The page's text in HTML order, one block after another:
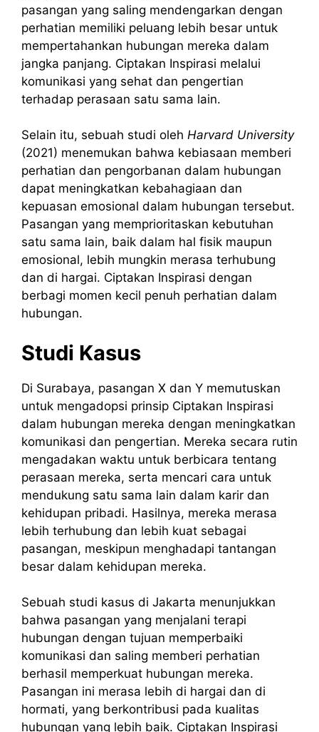
pasangan yang saling mendengarkan dengan
perhatian memiliki peluang lebih besar untuk
mempertahankan hubungan mereka dalam
jangka panjang. Ciptakan Inspirasi melalui
komunikasi yang sehat dan pengertian
terhadap perasaan satu sama lain.
Selain itu, sebuah studi oleh Harvard University
(2021) menemukan bahwa kebiasaan memberi
perhatian dan pengorbanan dalam hubungan
dapat meningkatkan kebahagiaan dan
kepuasan emosional dalam hubungan tersebut.
Pasangan yang memprioritaskan kebutuhan
satu sama lain, baik dalam hal fisik maupun
emosional, lebih mungkin merasa terhubung
dan di hargai. Ciptakan Inspirasi dengan
berbagi momen kecil penuh perhatian dalam
hubungan.
Studi Kasus
Di Surabaya, pasangan X dan Y memutuskan
untuk mengadopsi prinsip Ciptakan Inspirasi
dalam hubungan mereka dengan meningkatkan
komunikasi dan pengertian. Mereka secara rutin
mengadakan waktu untuk berbicara tentang
perasaan mereka, serta mencari cara untuk
mendukung satu sama lain dalam karir dan
kehidupan pribadi. Hasilnya, mereka merasa
lebih terhubung dan lebih kuat sebagai
pasangan, meskipun menghadapi tantangan
besar dalam kehidupan mereka.
Sebuah studi kasus di Jakarta menunjukkan
bahwa pasangan yang menjalani terapi
hubungan dengan tujuan memperbaiki
komunikasi dan saling memberi perhatian
berhasil memperkuat hubungan mereka.
Pasangan ini merasa lebih di hargai dan di
hormati, yang berkontribusi pada kualitas
hubungan yang lebih baik. Ciptakan Inspirasi